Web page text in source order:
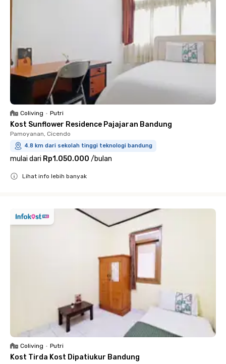
Coliving • Putri
Kost Sunflower Residence Pajajaran Bandung
Pamoyanan, Cicendo
4.8 km dari sekolah tinggi teknologi bandung
mulai dari Rp1.050.000 /bulan
Lihat info lebih banyak
Coliving • Putri
Kost Tirda Kost Dipatiukur Bandung